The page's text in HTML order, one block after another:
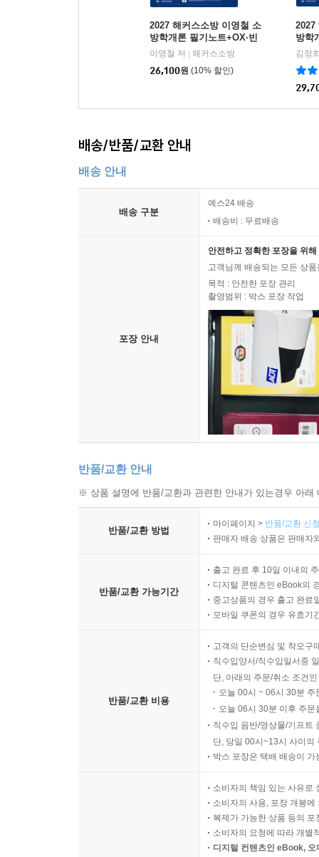
2027 해커스소방 이영철 소
방학개론 필기노트+OX·빈
칸문제
이영철 저
해커스소방
26,100원 (10% 할인)
2027
방학
+기
김정
배송/반품/교환 안내
배송 안내
배송 구분
예스24 배송
배송비 : 무료배송
포장 안내
안전하고 정확한 포장을 위
고객님께 배송되는 모든 상
목적 : 안전한 포장 관리
촬영범위 : 박스 포장 작업
반품/교환 안내
※ 상품 설명에 반품/교환과 관련한 안내가 있는경우 아
반품/교환 방법
마이페이지 > 반품/교환 신
판매자 배송 상품은 판매자
반품/교환 가능기간
출고 완료 후 10일 이내의
디지털 콘텐츠인 eBook의
중고상품의 경우 출고 완료
모바일 쿠폰의 경우 유효기
반품/교환 비용
고객의 단순변심 및 착오구
직수입양서/직수입일서중
단, 아래의 주문/취소 조건
오늘 00시 ~ 06시 30분
오늘 06시 30분 이후 주
직수입 음반/영상물/기프트
단, 당일 00시~13시 사이의
박스 포장은 택배 배송이
소비자의 책임 있는 사유로
소비자의 사용, 포장 개봉
복제가 가능한 상품 등의
소비자의 요청에 따라 개별
디지털 컨텐츠인 eBook,